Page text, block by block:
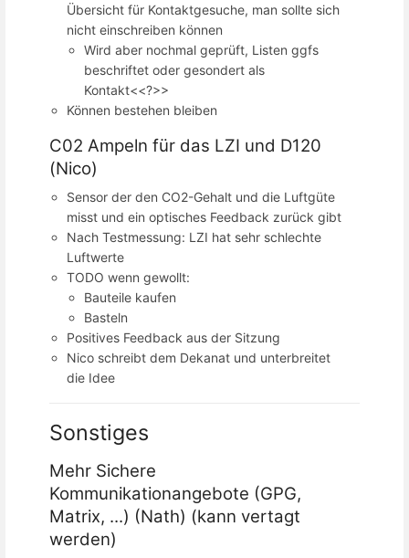
Übersicht für Kontaktgesuche, man sollte sich
nicht einschreiben können
Wird aber nochmal geprüft, Listen ggfs
beschriftet oder gesondert als
Kontakt<<?>>
Können bestehen bleiben
C02 Ampeln für das LZI und D120
(Nico)
Sensor der den CO2-Gehalt und die Luftgüte
misst und ein optisches Feedback zurück gibt
Nach Testmessung: LZI hat sehr schlechte
Luftwerte
TODO wenn gewollt:
Bauteile kaufen
Basteln
Positives Feedback aus der Sitzung
Nico schreibt dem Dekanat und unterbreitet
die Idee
Sonstiges
Mehr Sichere
Kommunikationangebote (GPG,
Matrix, ...) (Nath) (kann vertagt
werden)